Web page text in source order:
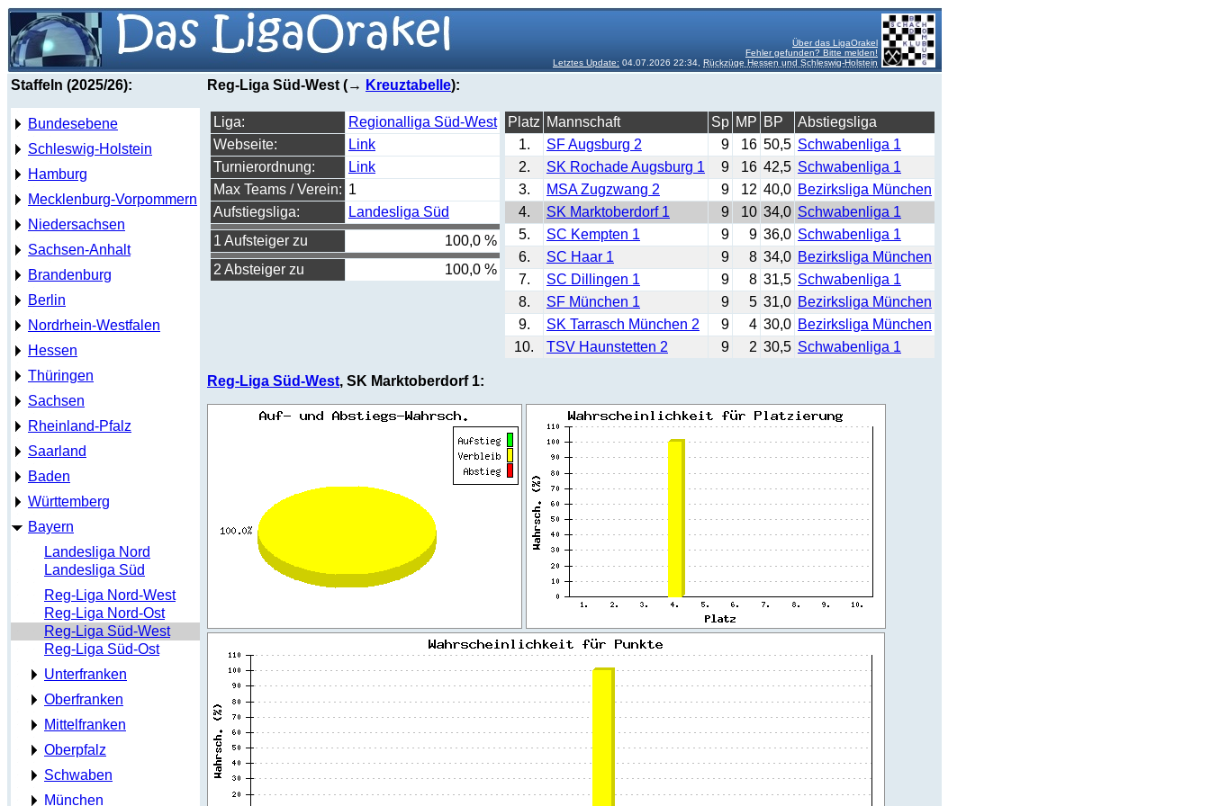
Über das LigaOrakel
Fehler gefunden? Bitte melden!
Letztes Update: 04.07.2026 22:34, Rückzüge Hessen und Schleswig-Holstein
Staffeln (2025/26):
Bundesebene
Schleswig-Holstein
Hamburg
Mecklenburg-Vorpommern
Niedersachsen
Sachsen-Anhalt
Brandenburg
Berlin
Nordrhein-Westfalen
Hessen
Thüringen
Sachsen
Rheinland-Pfalz
Saarland
Baden
Württemberg
Bayern
Landesliga Nord
Landesliga Süd
Reg-Liga Nord-West
Reg-Liga Nord-Ost
Reg-Liga Süd-West
Reg-Liga Süd-Ost
Unterfranken
Oberfranken
Mittelfranken
Oberpfalz
Schwaben
München
Reg-Liga Süd-West (→ Kreuztabelle):
Liga:
Regionalliga Süd-West
Webseite:
Link
Turnierordnung:
Link
Max Teams / Verein: 1
Aufstiegsliga:
Landesliga Süd
1 Aufsteiger zu
100,0 %
2 Absteiger zu
100,0 %
Platz Mannschaft Sp MP BP
Abstiegsliga
1.
SF Augsburg 2 9 16 50,5 Schwabenliga 1
2.
SK Rochade Augsburg 1 9 16 42,5 Schwabenliga 1
3.
MSA Zugzwang 2 9 12 40,0 Bezirksliga München
4.
SK Marktoberdorf 1 9 10 34,0 Schwabenliga 1
5.
SC Kempten 1 9 9 36,0 Schwabenliga 1
6.
SC Haar 1 9 8 34,0 Bezirksliga München
7.
SC Dillingen 1 9 8 31,5 Schwabenliga 1
8.
SF München 1 9 5 31,0 Bezirksliga München
9.
SK Tarrasch München 2 9 4 30,0 Bezirksliga München
10.
TSV Haunstetten 2 9 2 30,5 Schwabenliga 1
Reg-Liga Süd-West, SK Marktoberdorf 1: